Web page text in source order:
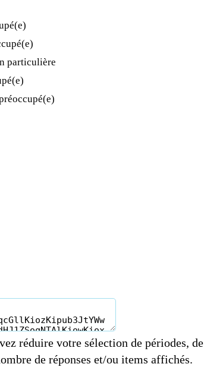
particulière
réduire votre sélection de périodes, de
de réponses et/ou items affichés.